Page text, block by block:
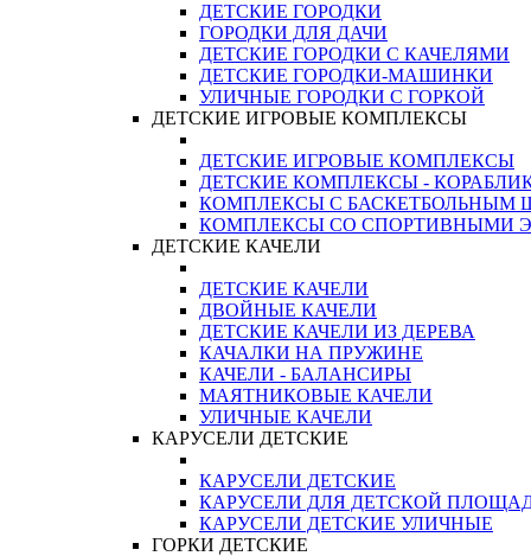
ДЕТСКИЕ ГОРОДКИ
ГОРОДКИ ДЛЯ ДАЧИ
ДЕТСКИЕ ГОРОДКИ С КАЧЕЛЯМИ
ДЕТСКИЕ ГОРОДКИ-МАШИНКИ
УЛИЧНЫЕ ГОРОДКИ С ГОРКОЙ
ДЕТСКИЕ ИГРОВЫЕ КОМПЛЕКСЫ
ДЕТСКИЕ ИГРОВЫЕ КОМПЛЕКСЫ
ДЕТСКИЕ КОМПЛЕКСЫ -
КОМПЛЕКСЫ С БАСКЕТБОЛЬНЫМ
КОМПЛЕКСЫ СО СПОРТИВНЫМИ
ДЕТСКИЕ КАЧЕЛИ
ДЕТСКИЕ КАЧЕЛИ
ДВОЙНЫЕ КАЧЕЛИ
ДЕТСКИЕ КАЧЕЛИ ИЗ ДЕРЕВА
КАЧАЛКИ НА ПРУЖИНЕ
КАЧЕЛИ - БАЛАНСИРЫ
МАЯТНИКОВЫЕ КАЧЕЛИ
УЛИЧНЫЕ КАЧЕЛИ
КАРУСЕЛИ ДЕТСКИЕ
КАРУСЕЛИ ДЕТСКИЕ
КАРУСЕЛИ ДЛЯ ДЕТСКОЙ
КАРУСЕЛИ ДЕТСКИЕ УЛИЧНЫЕ
ГОРКИ ДЕТСКИЕ